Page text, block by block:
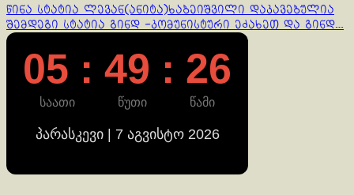
Continue
Reading
წინა სტატია ლევან(ანიტა)ხაბეიშვილი დაკავებულია
შემდეგი სტატია გინდ -კომუნისტური ეძახეთ და გინდ…
05 : 49 : 26
საათი წუთი წამი
პარასკევი | 7 აგვისტო 2026